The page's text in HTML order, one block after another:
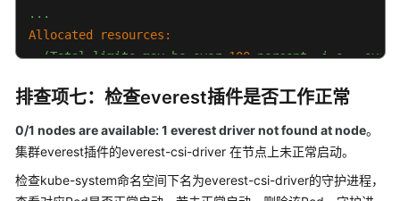
工
作
负
异
...
Allocated resources:
(Total limits may be over 100 percent, i.e.,
--------
--------
------
hugepages-1Gi
0 (0%) 0 (0%)
排查项七：检查everest插件是否工作正常
0/1 nodes are available: 1 everest driver not found at node。
集群everest插件的everest-csi-driver 在节点上未正常启动。
检查kube-system命名空间下名为everest-csi-driver的守护进程，